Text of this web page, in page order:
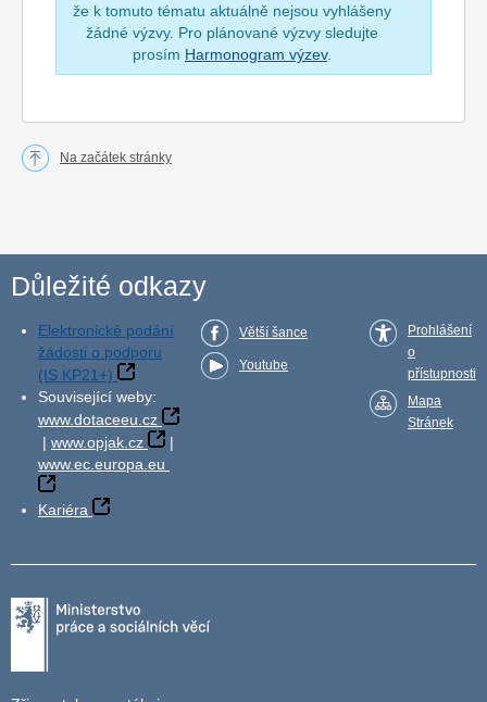
že k tomuto tématu aktuálně nejsou vyhlášeny
žádné výzvy. Pro plánované výzvy sledujte
prosím Harmonogram výzev.
Na začátek stránky
Důležité odkazy
Elektronické podání
žádosti o podporu
(IS KP21+)
Související weby:
www.dotaceeu.cz
| www.opjak.cz
|
www.ec.europa.eu
Kariéra
Větší šance
Youtube
Prohlášení
o
přístupnosti
Mapa
Stránek